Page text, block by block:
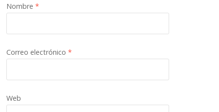
Nombre*
Correo electrónico*
Web